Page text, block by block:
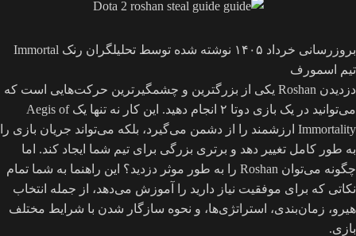
بروزرسانی خرداد ۱۴۰۵
نوشته شده توسط تحلیلگران رنک Immortal
تیم اسمورف
دزدیدن Roshan یکی از بزرگترین و چشمگیرترین حرکت‌هایی است که
می‌توانید در یک بازی دوتا ۲ انجام دهید. این کار نه تنها یک Aegis of
Immortality ارزشمند را از دشمن می‌گیرد، بلکه می‌تواند جریان بازی را
به طور کامل تغییر دهد و برتری بزرگی برای تیم شما ایجاد کند. اما
چگونه می‌توان Roshan را به طور موثر دزدید؟ این راهنما به شما تمام
نکاتی که برای موفقیت نیاز دارید را آموزش می‌دهد، از جمله انتخاب
هیرو، زمان‌بندی، استراتژی‌ها، و نحوه سازگار شدن با شرایط مختلف
بازی.